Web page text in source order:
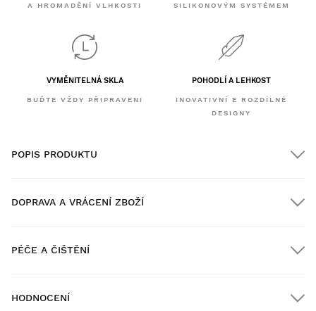
A HROMADĚNÍ VLHKOSTI
SILIKONOVÝM SYSTÉMEM
VYMĚNITELNÁ SKLA
BUĎTE VŽDY PŘIPRAVENI
POHODLÍ A LEHKOST
INOVATIVNÍ E ROZDÍLNÉ
DESIGNY
POPIS PRODUKTU
DOPRAVA A VRÁCENÍ ZBOŽÍ
Doručení domů nad $300.00
PÉČE A ČIŠTĚNÍ
HODNOCENÍ